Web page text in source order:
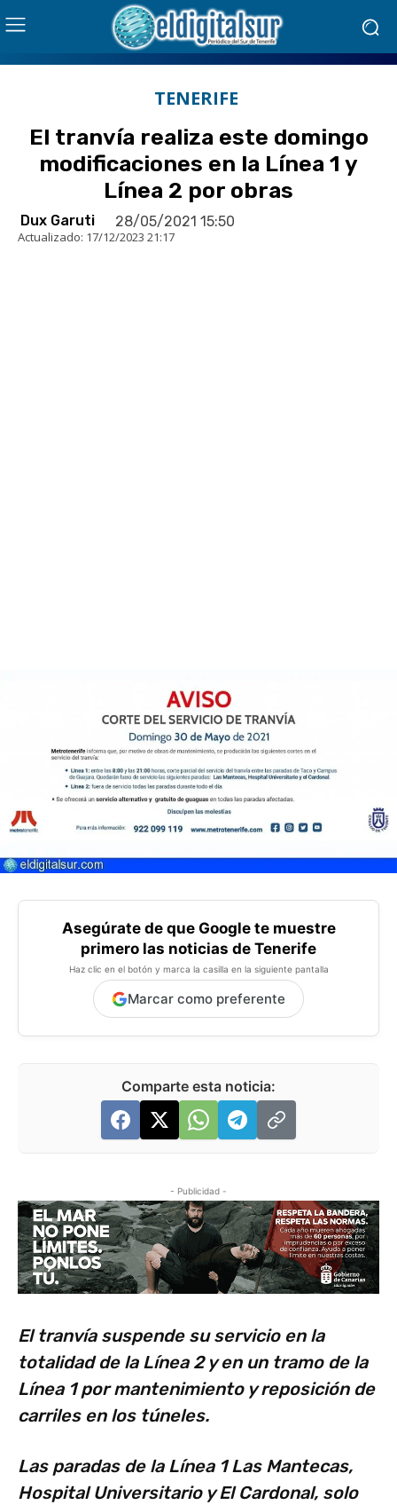
TENERIFE
El tranvía realiza este domingo
modificaciones en la Línea 1 y
Línea 2 por obras
Dux Garuti 28/05/2021 15:50
Actualizado: 17/12/2023 21:17
Asegúrate de que Google te muestre
primero las noticias de Tenerife
Haz clic en el botón y marca la casilla en la siguiente pantalla
Marcar como preferente
Comparte esta noticia:
- Publicidad -
El tranvía suspende su servicio en la
totalidad de la Línea 2 y en un tramo de la
Línea 1 por mantenimiento y reposición de
carriles en los túneles.
Las paradas de la Línea 1 Las Mantecas,
Hospital Universitario y El Cardonal, solo